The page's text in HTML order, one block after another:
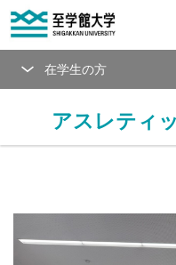
在学生の方
アスレティ